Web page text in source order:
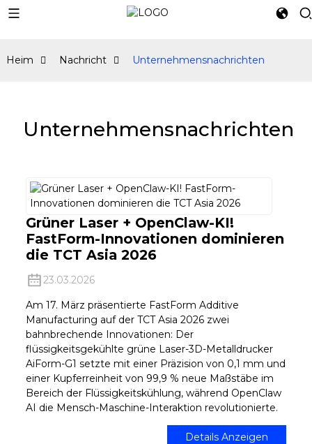
Heim Nachricht Unternehmensnachrichten
Unternehmensnachrichten
Grüner Laser + OpenClaw-KI!
FastForm-Innovationen dominieren
die TCT Asia 2026
23.03.2026
Am 17. März präsentierte FastForm Additive
Manufacturing auf der TCT Asia 2026 zwei
bahnbrechende Innovationen: Der
flüssigkeitsgekühlte grüne Laser-3D-Metalldrucker
AiForm-G1 setzte mit einer Präzision von 0,1 mm und
einer Kupferreinheit von 99,9 % neue Maßstäbe im
Bereich der Flüssigkeitskühlung, während OpenClaw
AI die Mensch-Maschine-Interaktion revolutionierte.
Details Anzeigen